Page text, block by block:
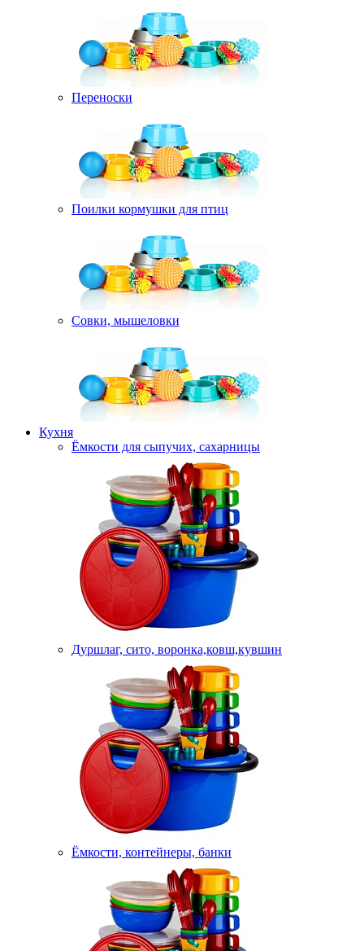
Переноски
Поилки кормушки для птиц
Совки, мышеловки
Кухня
Ёмкости для сыпучих, сахарницы
Дуршлаг, сито, воронка,ковш,кувшин
Ёмкости, контейнеры, банки